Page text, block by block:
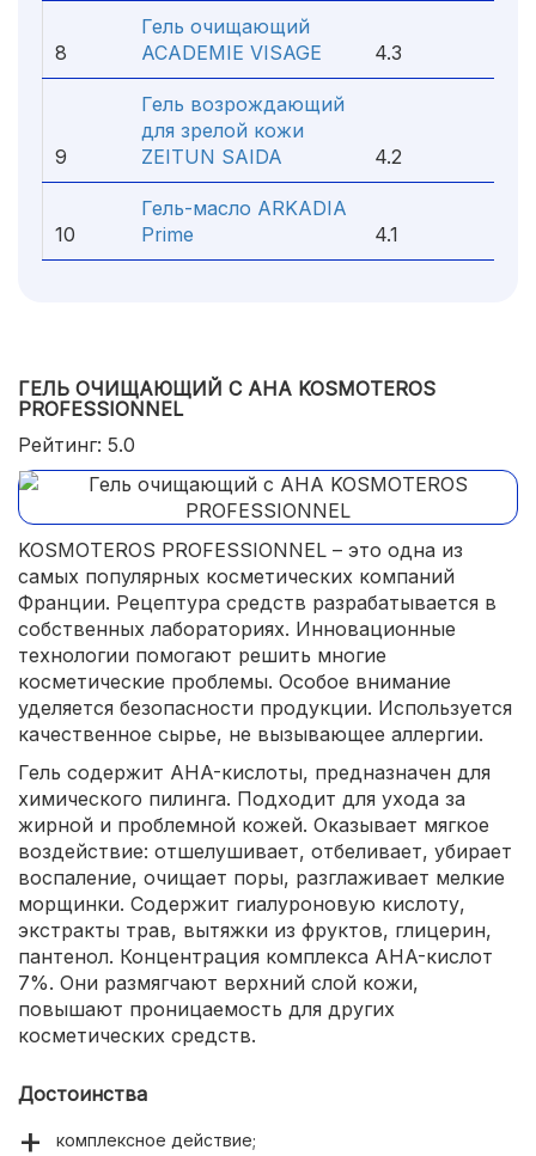
8
Гель очищающий
ACADEMIE VISAGE
4.3
9
Гель возрождающий
для зрелой кожи
ZEITUN SAIDA
4.2
10
Гель-масло ARKADIA
Prime
4.1
ГЕЛЬ ОЧИЩАЮЩИЙ С АНА KOSMOTEROS
PROFESSIONNEL
Рейтинг: 5.0
KOSMOTEROS PROFESSIONNEL – это одна из
самых популярных косметических компаний
Франции. Рецептура средств разрабатывается в
собственных лабораториях. Инновационные
технологии помогают решить многие
косметические проблемы. Особое внимание
уделяется безопасности продукции. Используется
качественное сырье, не вызывающее аллергии.
Гель содержит AHA-кислоты, предназначен для
химического пилинга. Подходит для ухода за
жирной и проблемной кожей. Оказывает мягкое
воздействие: отшелушивает, отбеливает, убирает
воспаление, очищает поры, разглаживает мелкие
морщинки. Содержит гиалуроновую кислоту,
экстракты трав, вытяжки из фруктов, глицерин,
пантенол. Концентрация комплекса AHA-кислот
7%. Они размягчают верхний слой кожи,
повышают проницаемость для других
косметических средств.
Достоинства
комплексное действие;